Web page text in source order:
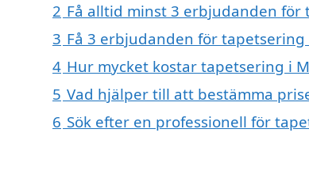
2 Få alltid minst 3 erbjudanden
3 Få 3 erbjudanden för
4 Hur mycket kostar tapetsering i
5 Vad hjälper till att bestämma
6 Sök efter en professionell för